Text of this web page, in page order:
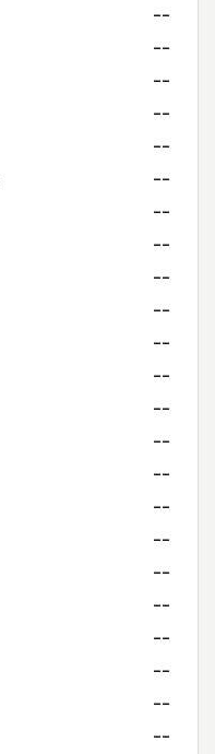
--
--
--
--
--
--
--
--
--
--
--
--
--
--
--
--
--
--
--
--
--
--
--